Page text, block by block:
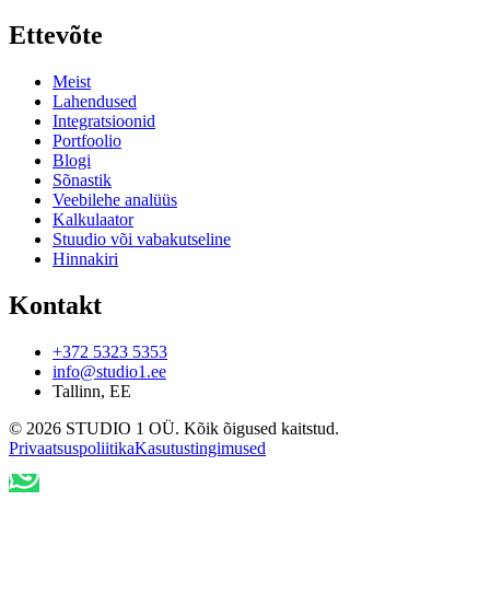
Ettevõte
Meist
Lahendused
Integratsioonid
Portfoolio
Blogi
Sõnastik
Veebilehe analüüs
Kalkulaator
Stuudio või vabakutseline
Hinnakiri
Kontakt
+372 5323 5353
info@studio1.ee
Tallinn, EE
© 2026 STUDIO 1 OÜ. Kõik õigused kaitstud.
PrivaatsuspoliitikaKasutustingimused